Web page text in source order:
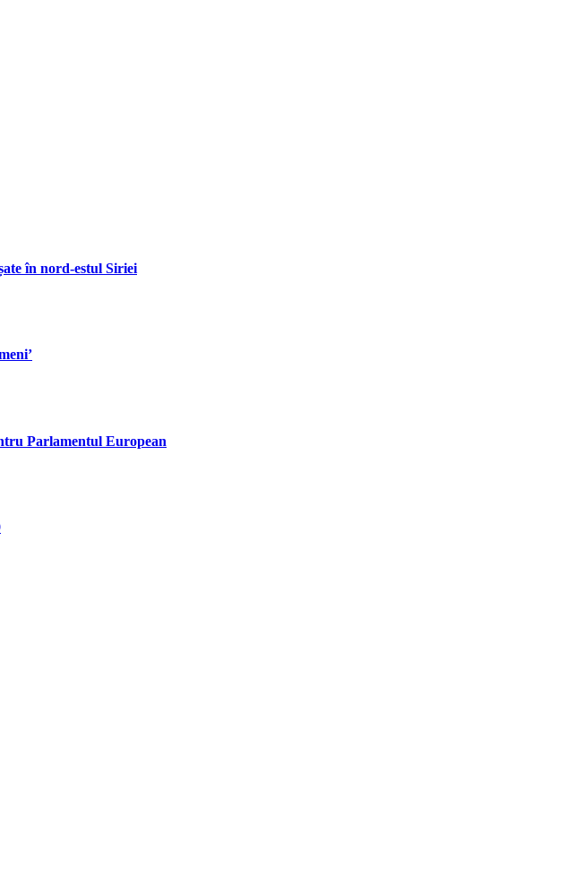
în nord-estul Siriei
Parlamentul European